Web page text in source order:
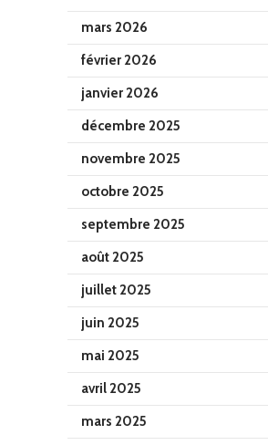
mars 2026
février 2026
janvier 2026
décembre 2025
novembre 2025
octobre 2025
septembre 2025
août 2025
juillet 2025
juin 2025
mai 2025
avril 2025
mars 2025